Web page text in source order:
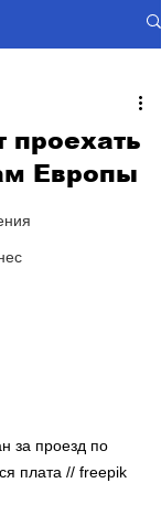
проехать
Европы
за проезд по
плата // freepik